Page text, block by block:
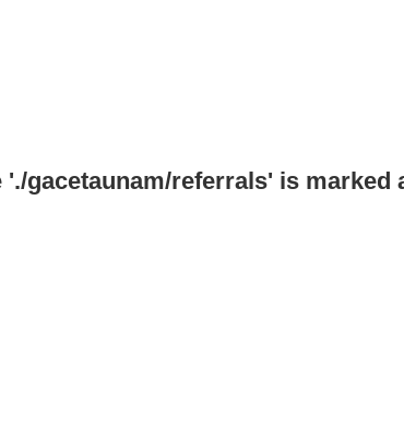
'./gacetaunam/referrals' is marked